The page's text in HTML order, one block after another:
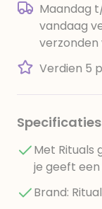
Maandag
vandaag
verzonden
Verdien 5
Specificaties
Met Rituals
je geeft
Brand: